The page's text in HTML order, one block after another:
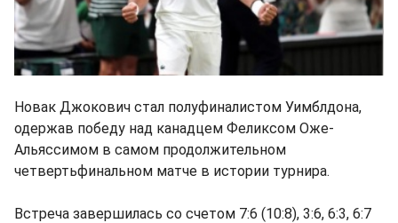
Новак Джокович стал полуфиналистом Уимблдона,
одержав победу над канадцем Феликсом Оже-
Альяссимом в самом продолжительном
четвертьфинальном матче в истории турнира.
Встреча завершилась со счетом 7:6 (10:8), 3:6, 6:3, 6:7